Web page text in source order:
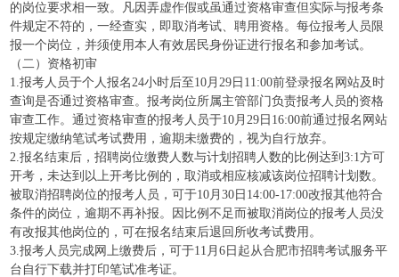
的岗位要求相一致。凡因弄虚作假或虽通过资格审查但实际与报考条
件规定不符的，一经查实，即取消考试、聘用资格。每位报考人员限
报一个岗位，并须使用本人有效居民身份证进行报名和参加考试。
（二）资格初审
1.报考人员于个人报名24小时后至10月29日11:00前登录报名网站及时
查询是否通过资格审查。报考岗位所属主管部门负责报考人员的资格
审查工作。通过资格审查的报考人员于10月29日16:00前通过报名网站
按规定缴纳笔试考试费用，逾期未缴费的，视为自行放弃。
2.报名结束后，招聘岗位缴费人数与计划招聘人数的比例达到3:1方可
开考，未达到以上开考比例的，取消或相应核减该岗位招聘计划数。
被取消招聘岗位的报考人员，可于10月30日14:00-17:00改报其他符合
条件的岗位，逾期不再补报。因比例不足而被取消岗位的报考人员没
有改报其他岗位的，可在报名结束后退回所收考试费用。
3.报考人员完成网上缴费后，可于11月6日起从合肥市招聘考试服务平
台自行下载并打印笔试准考证。